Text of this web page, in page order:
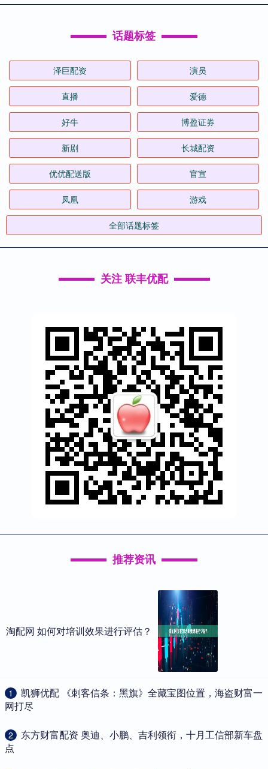
话题标签
泽巨配资 演员
直播 爱德
好牛 博盈证券
新剧 长城配资
优优配送版 官宣
凤凰 游戏
全部话题标签
关注 联丰优配
推荐资讯
淘配网 如何对培训效果进行评估？
1
​凯狮优配 《刺客信条：黑旗》全藏宝图位置，海盗财富一
网打尽
2
​东方财富配资 奥迪、小鹏、吉利领衔，十月工信部新车盘
点